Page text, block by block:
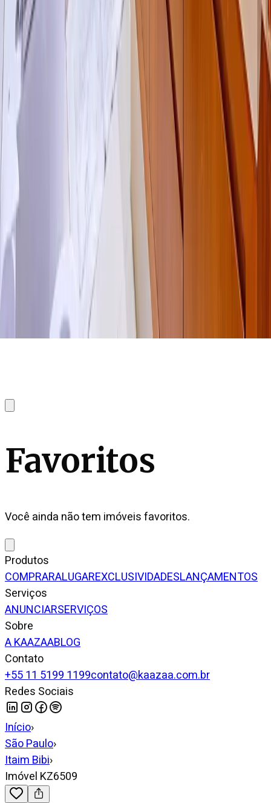
Favoritos
Você ainda não tem imóveis favoritos.
Produtos
COMPRARALUGAREXCLUSIVIDADESLANÇAMENTOS
Serviços
ANUNCIARSERVIÇOS
Sobre
A KAAZAABLOG
Contato
+55 11 5199 1199contato@kaazaa.com.br
Redes Sociais
Início›
São Paulo›
Itaim Bibi›
Imóvel KZ6509